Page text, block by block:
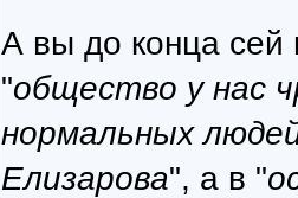
А вы до конца сей
"общество у нас
нормальных
Елизарова", а в "